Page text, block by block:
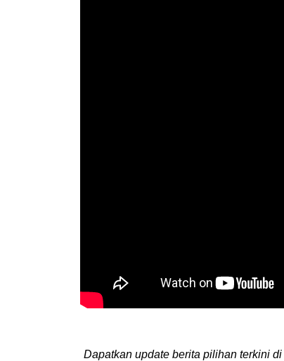
Dapatkan update berita pilihan terkini di